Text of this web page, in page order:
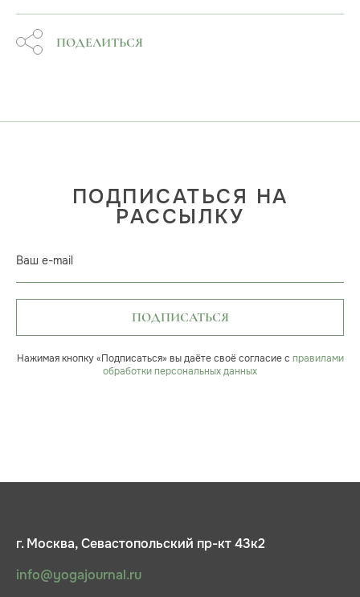
ПОДЕЛИТЬСЯ
ПОДПИСАТЬСЯ НА
РАССЫЛКУ
Ваш e-mail
ПОДПИСАТЬСЯ
Нажимая кнопку «Подписаться» вы даёте своё согласие с правилами
обработки персональных данных
г. Москва, Севастопольский пр-кт 43к2
info@yogajournal.ru